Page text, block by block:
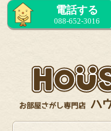
電話する
088-652-3016